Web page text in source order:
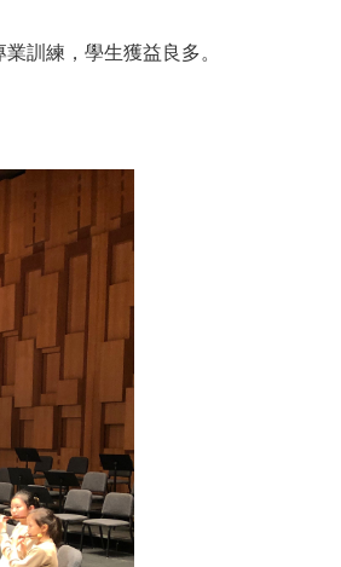
訓練，學生獲益良多。